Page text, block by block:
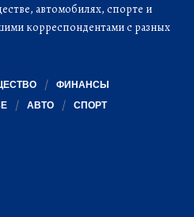
автомобилях, спорте и
корреспондентами с разных
ФИНАНСЫ
АВТО СПОРТ